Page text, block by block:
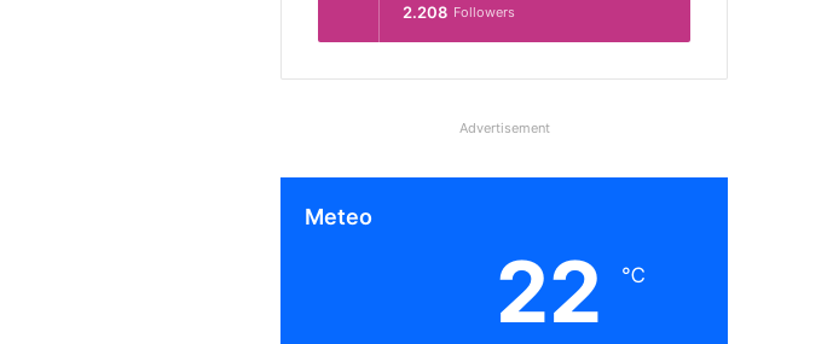
2.208 Followers
Advertisement
Meteo
22 ℃